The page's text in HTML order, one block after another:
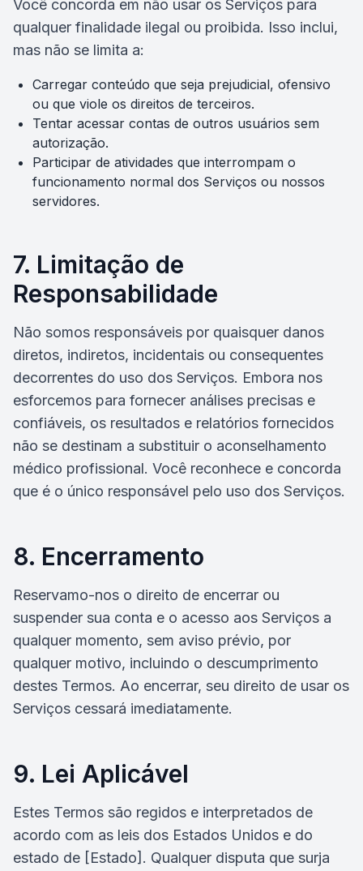
Você concorda em não usar os Serviços para
qualquer finalidade ilegal ou proibida. Isso inclui,
mas não se limita a:
Carregar conteúdo que seja prejudicial, ofensivo
ou que viole os direitos de terceiros.
Tentar acessar contas de outros usuários sem
autorização.
Participar de atividades que interrompam o
funcionamento normal dos Serviços ou nossos
servidores.
7. Limitação de
Responsabilidade
Não somos responsáveis por quaisquer danos
diretos, indiretos, incidentais ou consequentes
decorrentes do uso dos Serviços. Embora nos
esforcemos para fornecer análises precisas e
confiáveis, os resultados e relatórios fornecidos
não se destinam a substituir o aconselhamento
médico profissional. Você reconhece e concorda
que é o único responsável pelo uso dos Serviços.
8. Encerramento
Reservamo-nos o direito de encerrar ou
suspender sua conta e o acesso aos Serviços a
qualquer momento, sem aviso prévio, por
qualquer motivo, incluindo o descumprimento
destes Termos. Ao encerrar, seu direito de usar os
Serviços cessará imediatamente.
9. Lei Aplicável
Estes Termos são regidos e interpretados de
acordo com as leis dos Estados Unidos e do
estado de [Estado]. Qualquer disputa que surja